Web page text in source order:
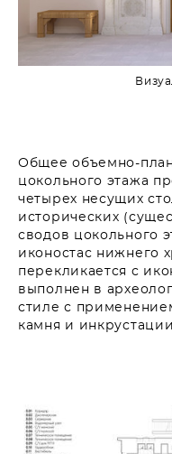
Общее объемно-
цокольного этажа
четырех несущих
исторических
сводов цокольного
иконостас нижнего
перекликается с
выполнен в
стиле с
камня и